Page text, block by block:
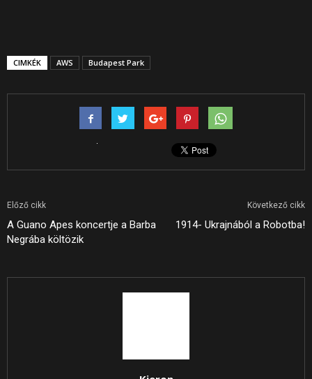
CIMKÉK AWS Budapest Park
Előző cikk
A Guano Apes koncertje a Barba
Negrába költözik
Következő cikk
1914- Ukrajnából a Robotba!